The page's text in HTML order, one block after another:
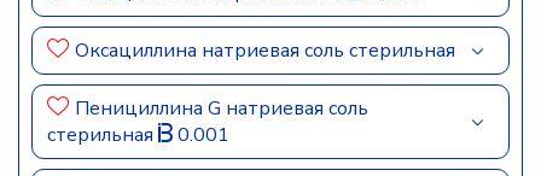
Оксациллина натриевая соль стерильная
Пенициллина G натриевая соль
стерильная
0.001